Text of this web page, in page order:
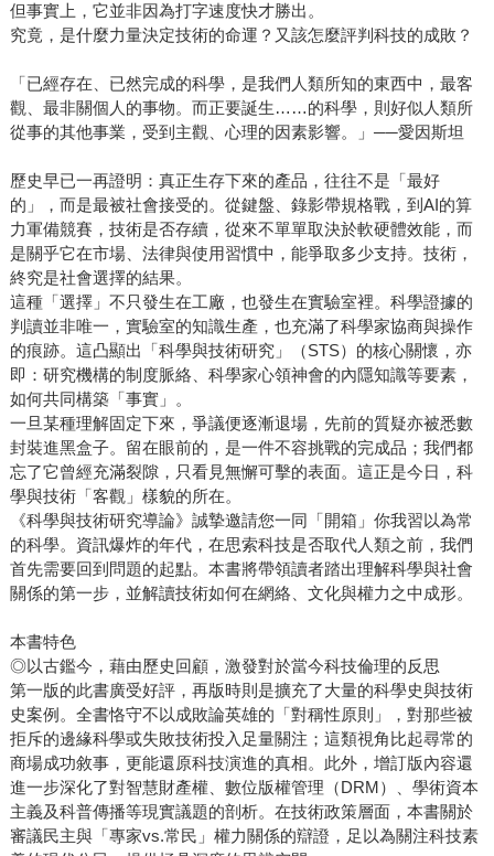
但事實上，它並非因為打字速度快才勝出。
究竟，是什麼力量決定技術的命運？又該怎麼評判科技的成敗？
「已經存在、已然完成的科學，是我們人類所知的東西中，最客
觀、最非關個人的事物。而正要誕生……的科學，則好似人類所
從事的其他事業，受到主觀、心理的因素影響。」──愛因斯坦
歷史早已一再證明：真正生存下來的產品，往往不是「最好
的」，而是最被社會接受的。從鍵盤、錄影帶規格戰，到AI的算
力軍備競賽，技術是否存續，從來不單單取決於軟硬體效能，而
是關乎它在市場、法律與使用習慣中，能爭取多少支持。技術，
終究是社會選擇的結果。
這種「選擇」不只發生在工廠，也發生在實驗室裡。科學證據的
判讀並非唯一，實驗室的知識生產，也充滿了科學家協商與操作
的痕跡。這凸顯出「科學與技術研究」（STS）的核心關懷，亦
即：研究機構的制度脈絡、科學家心領神會的內隱知識等要素，
如何共同構築「事實」。
一旦某種理解固定下來，爭議便逐漸退場，先前的質疑亦被悉數
封裝進黑盒子。留在眼前的，是一件不容挑戰的完成品；我們都
忘了它曾經充滿裂隙，只看見無懈可擊的表面。這正是今日，科
學與技術「客觀」樣貌的所在。
《科學與技術研究導論》誠摯邀請您一同「開箱」你我習以為常
的科學。資訊爆炸的年代，在思索科技是否取代人類之前，我們
首先需要回到問題的起點。本書將帶領讀者踏出理解科學與社會
關係的第一步，並解讀技術如何在網絡、文化與權力之中成形。
本書特色
◎以古鑑今，藉由歷史回顧，激發對於當今科技倫理的反思
第一版的此書廣受好評，再版時則是擴充了大量的科學史與技術
史案例。全書恪守不以成敗論英雄的「對稱性原則」，對那些被
拒斥的邊緣科學或失敗技術投入足量關注；這類視角比起尋常的
商場成功敘事，更能還原科技演進的真相。此外，增訂版內容還
進一步深化了對智慧財產權、數位版權管理（DRM）、學術資本
主義及科普傳播等現實議題的剖析。在技術政策層面，本書關於
審議民主與「專家vs.常民」權力關係的辯證，足以為關注科技素